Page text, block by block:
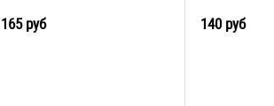
165 руб 140 руб